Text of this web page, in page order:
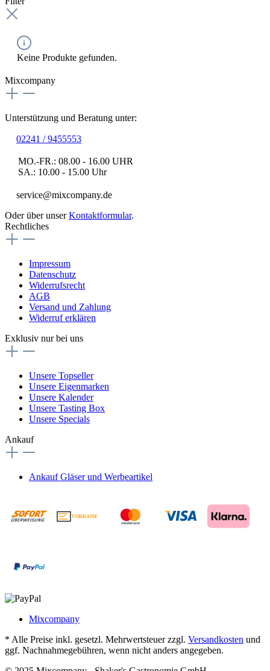
Keine Produkte gefunden.
Mixcompany
Unterstützung und Beratung unter:
02241 / 9455553
MO.-FR.: 08.00 - 16.00 UHR
SA.: 10.00 - 15.00 Uhr
service@mixcompany.de
Oder über unserKontaktformular.
Rechtliches
Impressum
Datenschutz
Widerrufsrecht
AGB
Versand und Zahlung
Widerruf erklären
Exklusiv nur bei uns
Unsere Topseller
Unsere Eigenmarken
Unsere Kalender
Unsere Tasting Box
Unsere Specials
Ankauf
Ankauf Gläser und Werbeartikel
VORKASSE
Mixcompany
* Alle Preise inkl. gesetzl. Mehrwertsteuer zzgl. Versandkosten und
ggf. Nachnahmegebühren, wenn nicht anders angegeben.